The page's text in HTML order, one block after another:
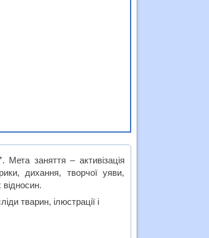
. Мета заняття – активізація
дихання, творчої уяви,
тварин, ілюстрації і